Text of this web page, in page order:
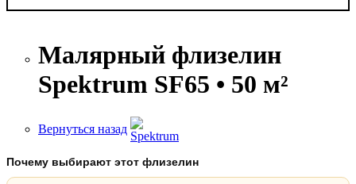
Малярный флизелин
Spektrum SF65 • 50 м²
Вернуться назад
Почему выбирают этот флизелин